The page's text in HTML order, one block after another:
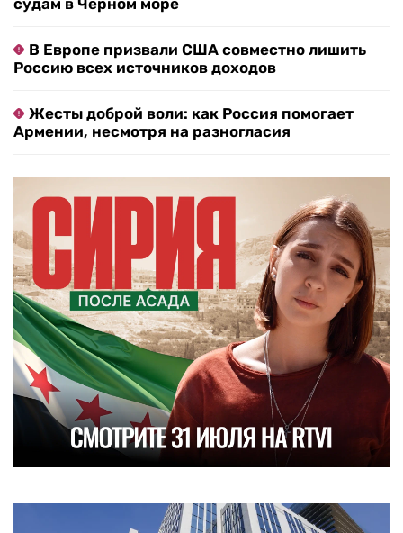
судам в Черном море
В Европе призвали США совместно лишить
Россию всех источников доходов
Жесты доброй воли: как Россия помогает
Армении, несмотря на разногласия